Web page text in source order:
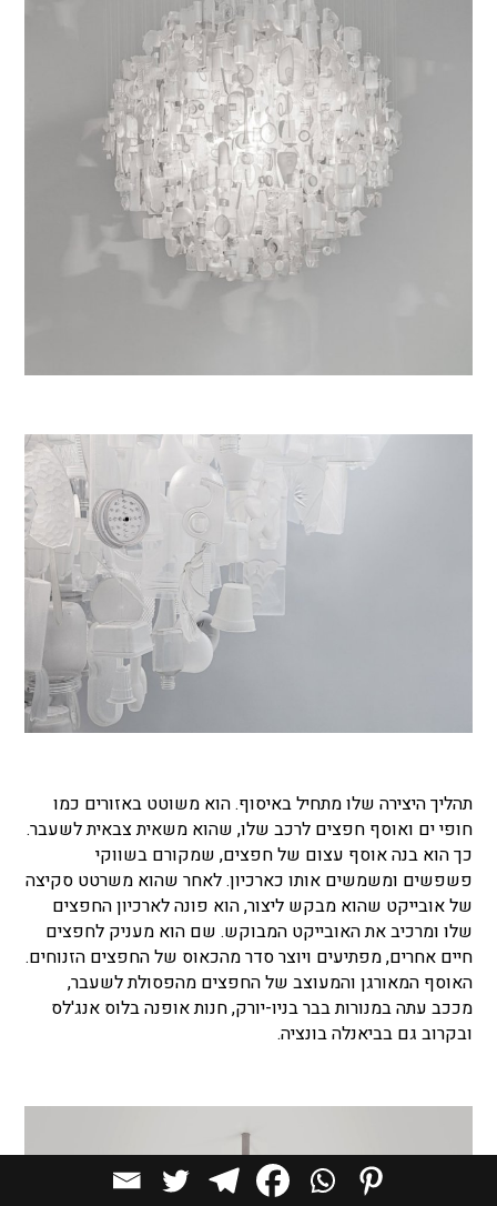
תהליך היצירה שלו מתחיל באיסוף. הוא משוטט באזורים כמו
חופי ים ואוסף חפצים לרכב שלו, שהוא משאית צבאית לשעבר.
כך הוא בנה אוסף עצום של חפצים, שמקורם בשווקי
פשפשים ומשמשים אותו כארכיון. לאחר שהוא משרטט סקיצה
של אובייקט שהוא מבקש ליצור, הוא פונה לארכיון החפצים
שלו ומרכיב את האובייקט המבוקש. שם הוא מעניק לחפצים
חיים אחרים, מפתיעים ויוצר סדר מהכאוס של החפצים הזנוחים.
האוסף המאורגן והמעוצב של החפצים מהפסולת לשעבר,
מככב עתה במנורות בבר בניו-יורק, חנות אופנה בלוס אנג'לס
ובקרוב גם בביאנלה בונציה.